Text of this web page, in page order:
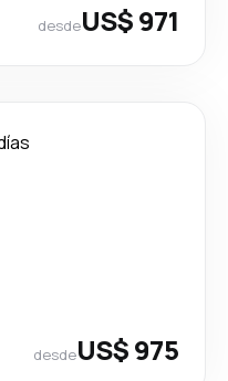
desdeUS$ 971
desdeUS$ 975